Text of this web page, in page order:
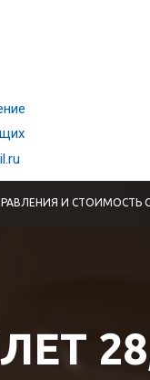
И СТОИМОСТЬ